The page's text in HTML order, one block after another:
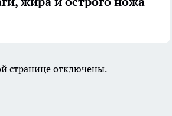
странице отключены.